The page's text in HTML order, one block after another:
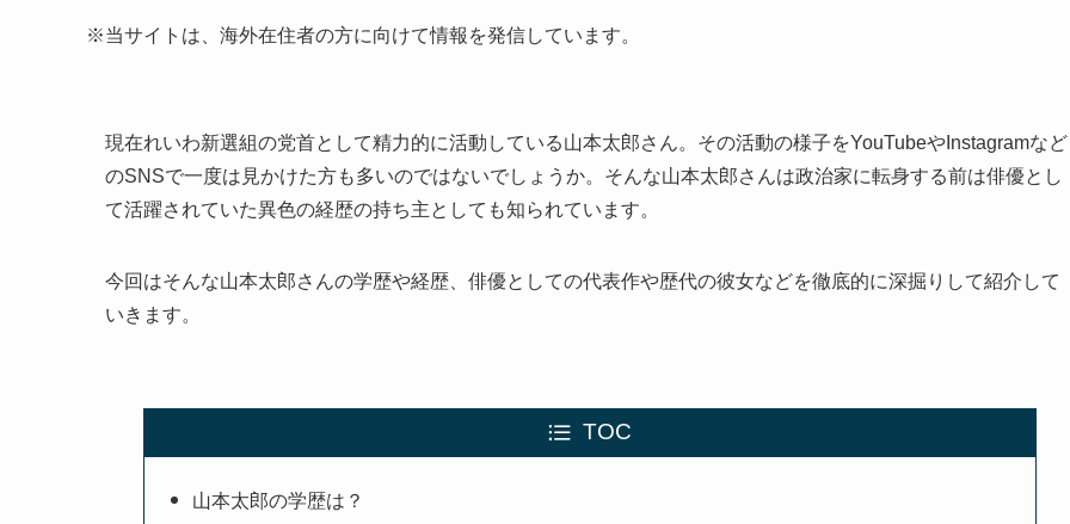
※当サイトは、海外在住者の方に向けて情報を発信しています。
現在れいわ新選組の党首として精力的に活動している山本太郎さん。その活動の様子をYouTubeやInstagramなど
のSNSで一度は見かけた方も多いのではないでしょうか。そんな山本太郎さんは政治家に転身する前は俳優とし
て活躍されていた異色の経歴の持ち主としても知られています。
今回はそんな山本太郎さんの学歴や経歴、俳優としての代表作や歴代の彼女などを徹底的に深掘りして紹介して
いきます。
TOC
山本太郎の学歴は？